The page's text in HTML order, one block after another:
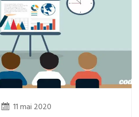
11 mai 2020